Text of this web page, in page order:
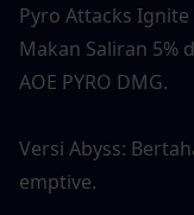
Pyro Attacks
Makan Saliran 5%
AOE PYRO DMG.
Versi Abyss:
emptive.